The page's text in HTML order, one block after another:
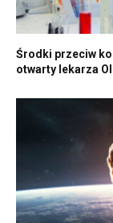
Środki przeciw
otwarty lekarza